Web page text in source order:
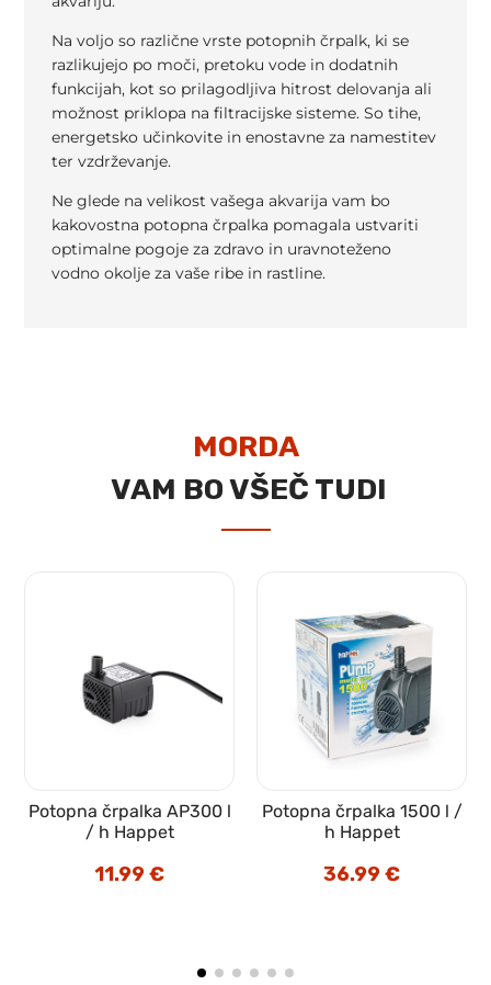
Na voljo so različne vrste potopnih črpalk, ki se
razlikujejo po moči, pretoku vode in dodatnih
funkcijah, kot so prilagodljiva hitrost delovanja ali
možnost priklopa na filtracijske sisteme. So tihe,
energetsko učinkovite in enostavne za namestitev
ter vzdrževanje.
Ne glede na velikost vašega akvarija vam bo
kakovostna potopna črpalka pomagala ustvariti
optimalne pogoje za zdravo in uravnoteženo
vodno okolje za vaše ribe in rastline.
MORDA
VAM BO VŠEČ TUDI
Potopna črpalka AP300 l
/ h Happet
11.99€
Potopna črpalka 1500 l /
h Happet
36.99€